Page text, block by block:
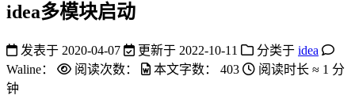
idea多模块启动
发表于 2020-04-07 更新于 2022-10-11 分类于 idea
Waline：
阅读次数： 本文字数： 403 阅读时长 ≈ 1 分
钟